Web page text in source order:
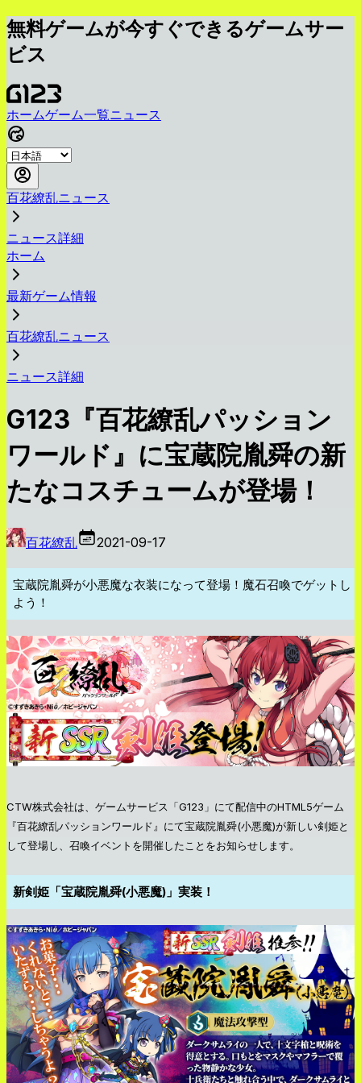
無料ゲームが今すぐできるゲームサー
ビス
ホームゲーム一覧ニュース
百花繚乱ニュース
ニュース詳細
ホーム
最新ゲーム情報
百花繚乱ニュース
ニュース詳細
G123『百花繚乱パッション
ワールド』に宝蔵院胤舜の新
たなコスチュームが登場！
百花繚乱 2021-09-17
宝蔵院胤舜が小悪魔な衣装になって登場！魔石召喚でゲットし
よう！
CTW株式会社は、ゲームサービス「G123」にて配信中のHTML5ゲーム
『百花繚乱パッションワールド』にて宝蔵院胤舜(小悪魔)が新しい剣姫と
して登場し、召喚イベントを開催したことをお知らせします。
新剣姫「宝蔵院胤舜(小悪魔)」実装！